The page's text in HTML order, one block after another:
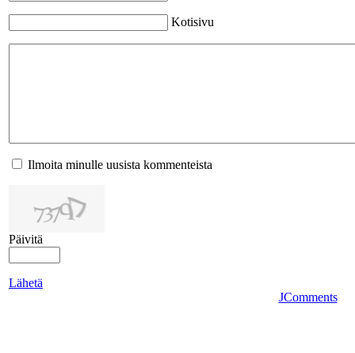
Kotisivu
Ilmoita minulle uusista kommenteista
Päivitä
Lähetä
JComments